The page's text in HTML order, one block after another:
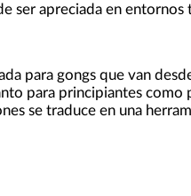
ser apreciada en
para gongs que van
para principiantes como
se traduce en una